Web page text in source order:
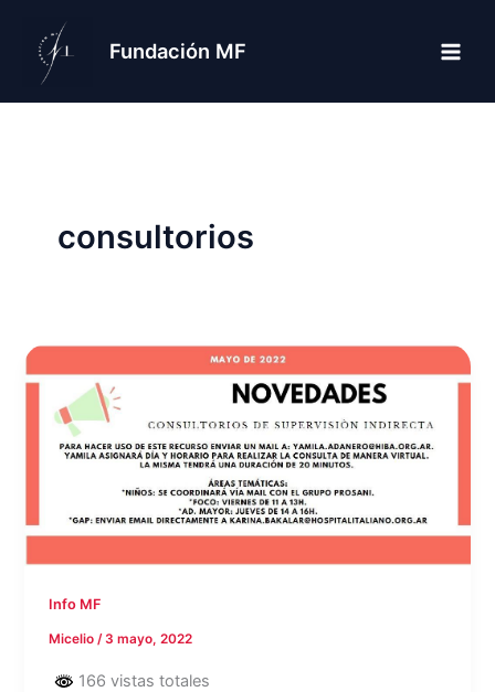
contenido
Fundación MF
consultorios
Info MF
Micelio / 3 mayo, 2022
166 vistas totales